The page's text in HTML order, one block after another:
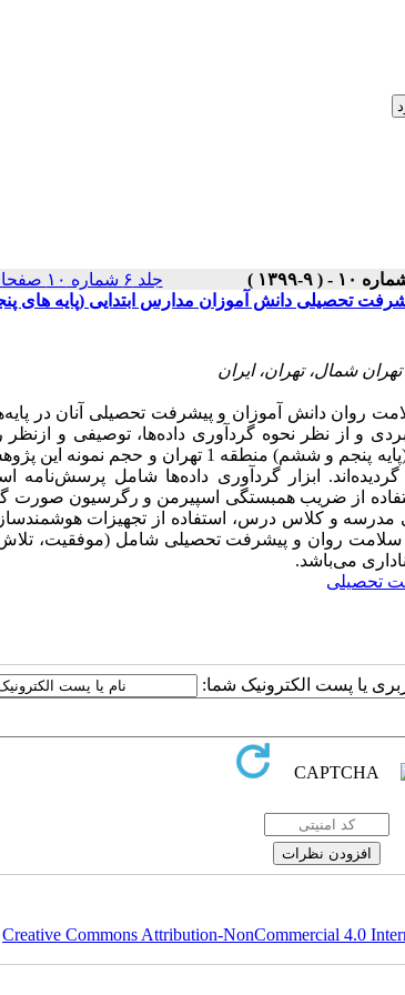
جلد ۶ شماره ۱۰ صفحات ۹-۱
تحصیلی دانش آموزان مدارس ابتدایی (پایه های
شمال، تهران، ایران
روان دانش ­آموزان و پیشرفت تحصیلی آنان در
هدف کاربردی و از نظر نحوه گردآوری داده‌ها، توصیفی و
ابزار گردآوری داده‌ها شامل پرسش‌نامه
استفاده از ضریب همبستگی اسپیرمن و رگرسیون صورت
و کلاس درس، استفاده از تجهیزات
با سلامت روان و پیشرفت تحصیلی شامل (موفقیت،
می‌باشد.
تحصیلی
یا پست الکترونیک شما:
Creative Commons Attribution-NonCommercial 4.0